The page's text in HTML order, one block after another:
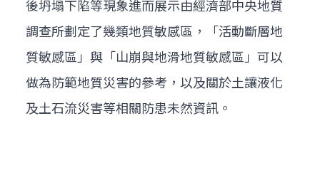
後坍塌下陷等現象進而展示由經濟部中央地質
調查所劃定了幾類地質敏感區，「活動斷層地
質敏感區」與「山崩與地滑地質敏感區」可以
做為防範地質災害的參考，以及關於土讓液化
及土石流災害等相關防患未然資訊。